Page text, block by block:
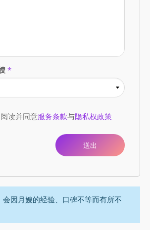
*
读并同意服务条款与隐私权政策
会因月嫂的经验、口碑不等而有所不